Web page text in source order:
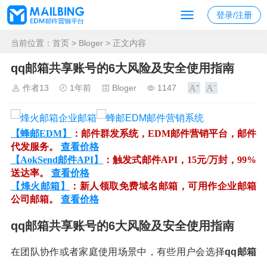
登录/注册
当前位置： 首页 > Bloger > 正文内容
qq邮箱共享账号的6大风险及安全使用指南
作者13 1年前 Bloger 1147
【蜂邮EDM】
：邮件群发系统，EDM邮件营销平台，邮件
代发服务。 查看价格
【AokSend邮件API】
：触发式邮件API，15元/万封，99%
送达率。 查看价格
【烽火邮箱】
：新人领取免费域名邮箱，可用作企业邮箱
公司邮箱。 查看价格
qq邮箱共享账号的6大风险及安全使用指南
在团队协作或者家庭使用场景中，有些用户会选择qq邮箱